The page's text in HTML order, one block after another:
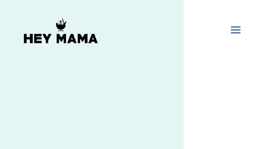
contenu